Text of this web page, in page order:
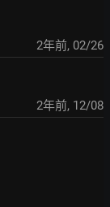
2年前, 02/26
2年前, 12/08